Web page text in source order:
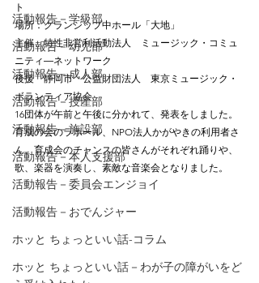
活動報告－学級部
活動報告－幼児部
活動報告－成人部
活動報告－授産部
活動報告－施設部
活動報告－本人支援部
活動報告－委員会エンジョイ
活動報告－おでんジャー
ホッと ちょっといい話-コラム
ホッと ちょっといい話－わが子の障がいをど
ト
場所：グランシップ中ホール「大地」
主催　特性非営利活動法人　ミュージック・コミュ
ニティ―ネットワーク
後援　静岡市　公益財団法人　東京ミュージック・
ボランティア協会
16団体が午前と午後に分かれて、発表をしました。
育成の会のラポール、NPO法人かがやきの利用者さ
ん、育成会のチャンスの皆さんがそれぞれ踊りや、
歌、楽器を演奏し、素敵な音楽会となりました。